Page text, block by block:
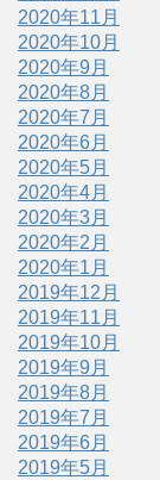
2020年11月
2020年10月
2020年9月
2020年8月
2020年7月
2020年6月
2020年5月
2020年4月
2020年3月
2020年2月
2020年1月
2019年12月
2019年11月
2019年10月
2019年9月
2019年8月
2019年7月
2019年6月
2019年5月